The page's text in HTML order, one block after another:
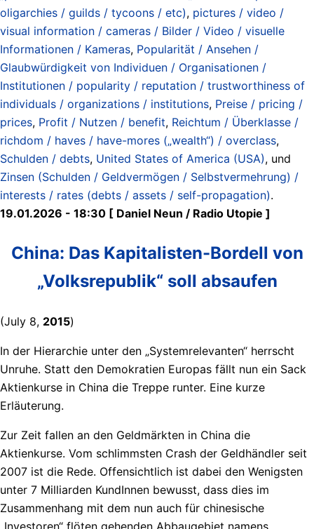
oligarchies / guilds / tycoons / etc), pictures / video /
visual information / cameras / Bilder / Video / visuelle
Informationen / Kameras, Popularität / Ansehen /
Glaubwürdigkeit von Individuen / Organisationen /
Institutionen / popularity / reputation / trustworthiness of
individuals / organizations / institutions, Preise / pricing /
prices, Profit / Nutzen / benefit, Reichtum / Überklasse /
richdom / haves / have-mores („wealth“) / overclass,
Schulden / debts, United States of America (USA), und
Zinsen (Schulden / Geldvermögen / Selbstvermehrung) /
interests / rates (debts / assets / self-propagation).
19.01.2026 - 18:30 [ Daniel Neun / Radio Utopie ]
China: Das Kapitalisten-Bordell von
„Volksrepublik“ soll absaufen
(July 8, 2015)
In der Hierarchie unter den „Systemrelevanten“ herrscht
Unruhe. Statt den Demokratien Europas fällt nun ein Sack
Aktienkurse in China die Treppe runter. Eine kurze
Erläuterung.
Zur Zeit fallen an den Geldmärkten in China die
Aktienkurse. Vom schlimmsten Crash der Geldhändler seit
2007 ist die Rede. Offensichtlich ist dabei den Wenigsten
unter 7 Milliarden KundInnen bewusst, dass dies im
Zusammenhang mit dem nun auch für chinesische
„Investoren“ flöten gehenden Abbaugebiet namens